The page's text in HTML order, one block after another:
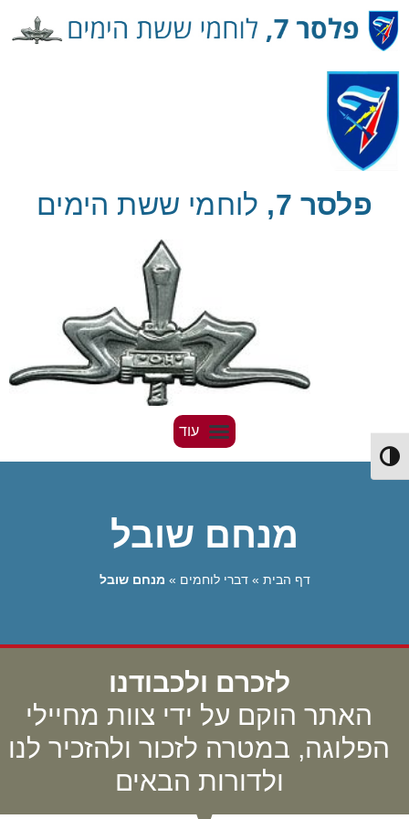
Skip
to
Content
Toggle High Contrast
פלסר 7, לוחמי ששת הימים
מנחם שובל
דף הבית »דברי לוחמים » מנחם שובל
לזכרם ולכבודנו
האתר הוקם על ידי צוות מחיילי
הפלוגה, במטרה לזכור ולהזכיר לנו
ולדורות הבאים